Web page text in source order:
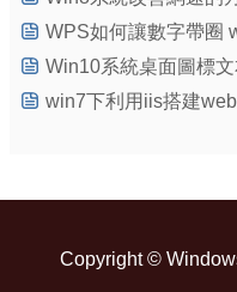
WPS如何讓數字帶圈
Win10系統桌面圖標
win7下利用iis搭建
Copyright ©